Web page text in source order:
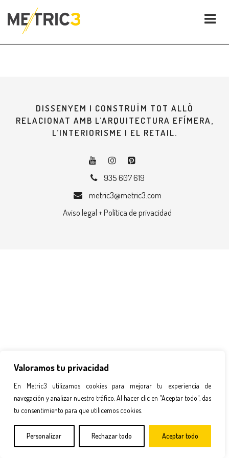
Valoramos tu privacidad
En Metric3 utilizamos cookies para mejorar tu experiencia de
navegación y analizar nuestro tráfico. Al hacer clic en "Aceptar todo", das
tu consentimiento para que utilicemos cookies.
Personalizar Rechazar todo Aceptar todo
DISSENYEM I CONSTRUÏM TOT ALLÒ
RELACIONAT AMB L’ARQUITECTURA EFÍMERA,
L’INTERIORISME I EL RETAIL.
935 607 619
metric3@metric3.com
Aviso legal + Política de privacidad